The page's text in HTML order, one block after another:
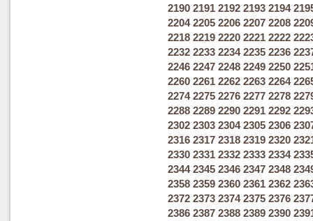
2190 2191 2192 2193 2194
2204 2205 2206 2207 2208
2218 2219 2220 2221 2222
2232 2233 2234 2235 2236
2246 2247 2248 2249 2250
2260 2261 2262 2263 2264
2274 2275 2276 2277 2278
2288 2289 2290 2291 2292
2302 2303 2304 2305 2306
2316 2317 2318 2319 2320
2330 2331 2332 2333 2334
2344 2345 2346 2347 2348
2358 2359 2360 2361 2362
2372 2373 2374 2375 2376
2386 2387 2388 2389 2390